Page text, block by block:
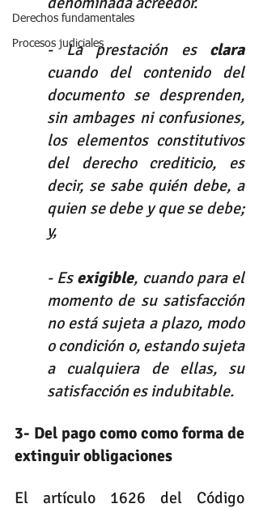
Derechos fundamentales
Procesos judiciales
- La prestación es clara
cuando del contenido del
documento se desprenden,
sin ambages ni confusiones,
los elementos constitutivos
del derecho crediticio, es
decir, se sabe quién debe, a
quien se debe y que se debe;
y,
- Es exigible, cuando para el
momento de su satisfacción
no está sujeta a plazo, modo
o condición o, estando sujeta
a cualquiera de ellas, su
satisfacción es indubitable.
3- Del pago como como forma de
extinguir obligaciones
El artículo 1626 del Código